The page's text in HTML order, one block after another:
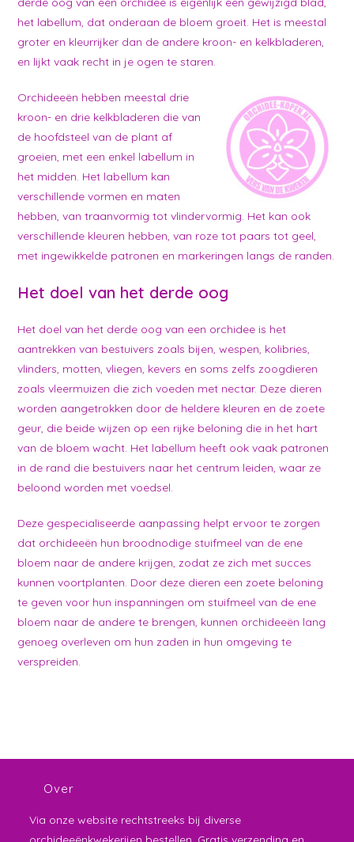
het labellum, dat onderaan de bloem groeit. Het is meestal
groter en kleurrijker dan de andere kroon- en kelkbladeren,
en lijkt vaak recht in je ogen te staren.
Orchideeën hebben meestal drie
kroon- en drie kelkbladeren die van
de hoofdsteel van de plant af
groeien, met een enkel labellum in
het midden. Het labellum kan
verschillende vormen en maten
hebben, van traanvormig tot vlindervormig. Het kan ook
verschillende kleuren hebben, van roze tot paars tot geel,
met ingewikkelde patronen en markeringen langs de randen.
Het doel van het derde oog
Het doel van het derde oog van een orchidee is het
aantrekken van bestuivers zoals bijen, wespen, kolibries,
vlinders, motten, vliegen, kevers en soms zelfs zoogdieren
zoals vleermuizen die zich voeden met nectar. Deze dieren
worden aangetrokken door de heldere kleuren en de zoete
geur, die beide wijzen op een rijke beloning die in het hart
van de bloem wacht. Het labellum heeft ook vaak patronen
in de rand die bestuivers naar het centrum leiden, waar ze
beloond worden met voedsel.
Deze gespecialiseerde aanpassing helpt ervoor te zorgen
dat orchideeën hun broodnodige stuifmeel van de ene
bloem naar de andere krijgen, zodat ze zich met succes
kunnen voortplanten. Door deze dieren een zoete beloning
te geven voor hun inspanningen om stuifmeel van de ene
bloem naar de andere te brengen, kunnen orchideeën lang
genoeg overleven om hun zaden in hun omgeving te
verspreiden.
Over
Via onze website rechtstreeks bij diverse